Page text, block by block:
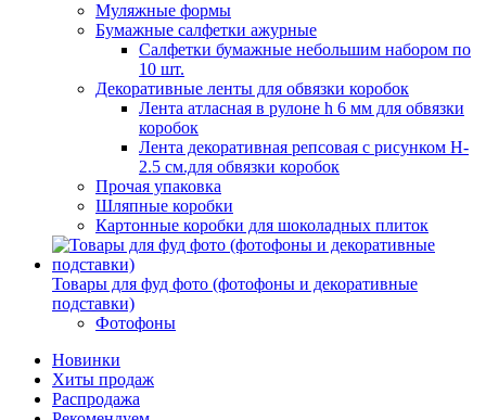
Муляжные формы
Бумажные салфетки ажурные
Салфетки бумажные небольшим набором по
10 шт.
Декоративные ленты для обвязки коробок
Лента атласная в рулоне h 6 мм для обвязки
коробок
Лента декоративная репсовая с рисунком H-
2.5 см.для обвязки коробок
Прочая упаковка
Шляпные коробки
Картонные коробки для шоколадных плиток
Товары для фуд фото (фотофоны и декоративные
подставки)
Фотофоны
Новинки
Хиты продаж
Распродажа